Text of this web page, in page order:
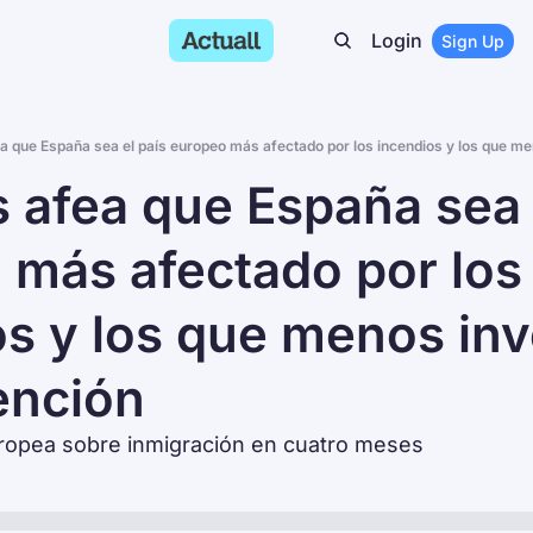
Login Sign Up
que España sea el país europeo más afectado por los incendios y los que
afea que España
afectado por los
y los que menos
sobre inmigración en cuatro meses